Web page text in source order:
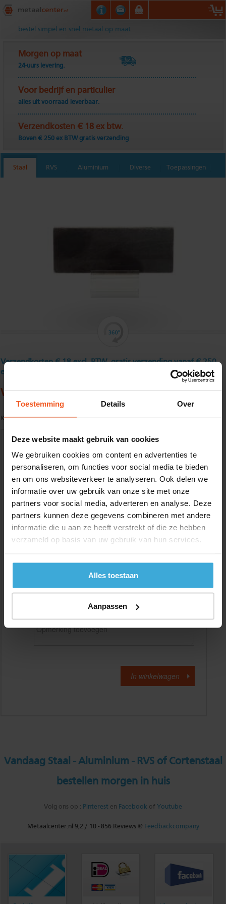
Toestemming Details Over
Deze website maakt gebruik van cookies
We gebruiken cookies om content en advertenties te
personaliseren, om functies voor social media te bieden
en om ons websiteverkeer te analyseren. Ook delen we
informatie over uw gebruik van onze site met onze
partners voor social media, adverteren en analyse. Deze
partners kunnen deze gegevens combineren met andere
informatie die u aan ze heeft verstrekt of die ze hebben
verzameld op basis van uw gebruik van hun services.
Alles toestaan
Aanpassen
Metaalcenter.nl
bestel simpel en snel metaal op maat
Morgen op maat
24-uurs levering.
Voor bedrijf en particulier
alles uit voorraad leverbaar.
Verzendkosten € 18 ex btw.
Boven € 250 ex BTW gratis verzending
Staal RVS Aluminium Diverse Toepassingen
Verzendkosten € 18 excl. BTW, gratis verzending vanaf € 250
excl. BTW
Warmgewalst platstaal 80 x 15 mm
Kwaliteit: S235JR volgens EN10025
Gewenste
lengtemaat in
(max. 2000 mm)
+/- 2 mm lengtetolerantie
Materiaalkosten
Alle bedragen zijn excl. 21% BTW
Vandaag Staal - Aluminium - RVS of Cortenstaal
bestellen morgen in huis
Volg ons op : Pinterest en Facebook of Youtube
Metaalcenter.nl 9,2 / 10 -856 Reviews @ Feedbackcompany